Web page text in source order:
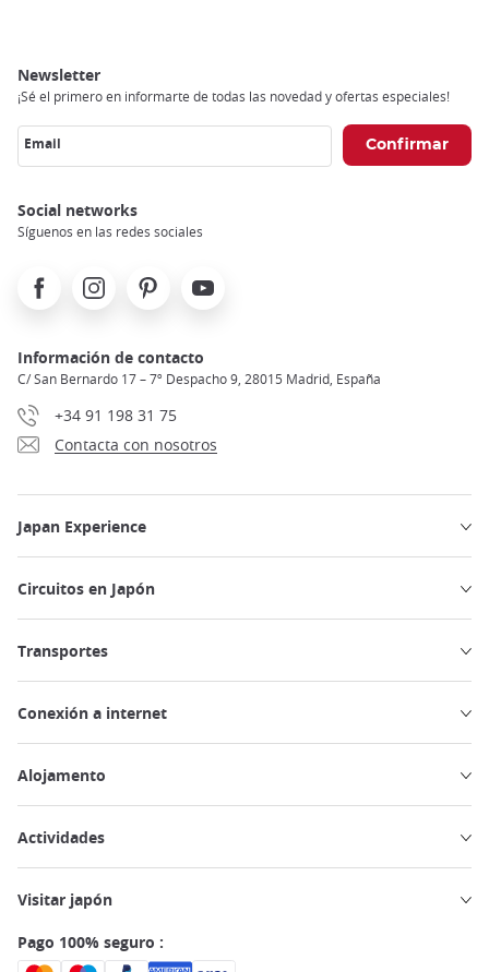
Newsletter
¡Sé el primero en informarte de todas las novedad y ofertas especiales!
Email
Social networks
Síguenos en las redes sociales
FacebookInstagramPinterest Youtube
Información de contacto
C/ San Bernardo 17 – 7º Despacho 9, 28015 Madrid, España
+34 91 198 31 75
Contacta con nosotros
Japan Experience
Circuitos en Japón
Transportes
Conexión a internet
Alojamento
Actividades
Visitar japón
Pago 100% seguro :